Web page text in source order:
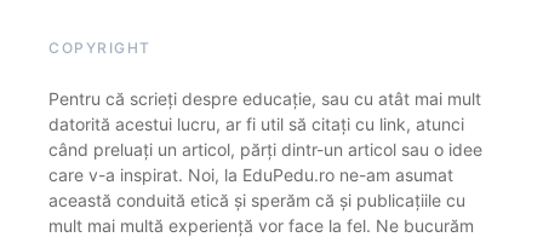
COPYRIGHT
Pentru că scrieți despre educație, sau cu atât mai mult
datorită acestui lucru, ar fi util să citați cu link, atunci
când preluați un articol, părți dintr-un articol sau o idee
care v-a inspirat. Noi, la EduPedu.ro ne-am asumat
această conduită etică și sperăm că și publicațiile cu
mult mai multă experiență vor face la fel. Ne bucurăm